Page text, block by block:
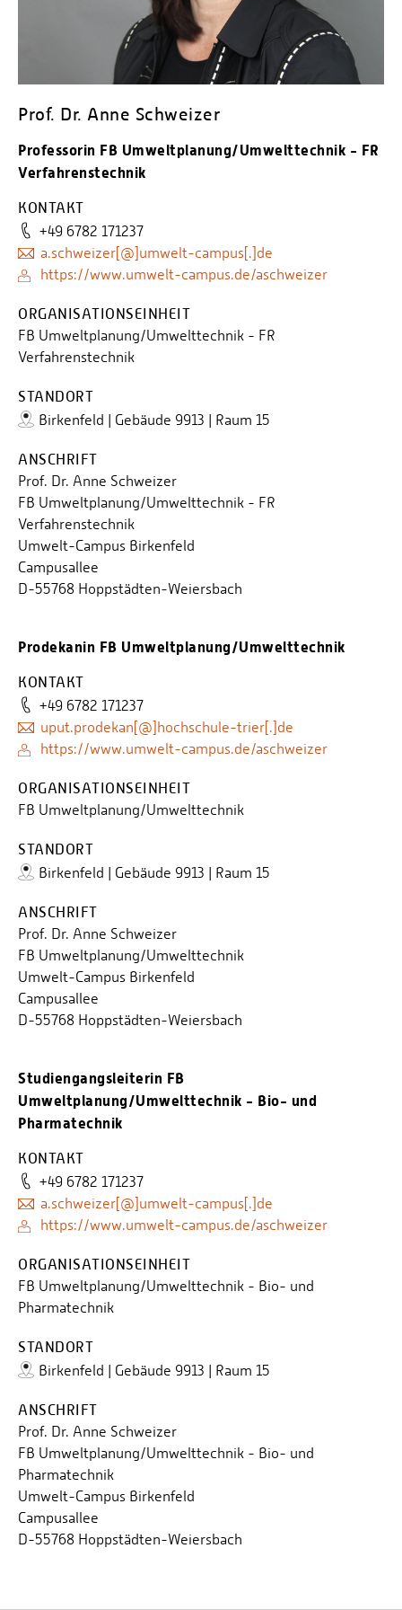
Personalvertretungen
Schwerbehindertenvertretungen
Informationssicherheit
Personalentwicklung
Prof. Dr. Anne Schweizer
Professorin FB Umweltplanung/Umwelttechnik - FR
Verfahrenstechnik
KONTAKT
+49 6782 171237
a.schweizer[@]umwelt-campus[.]de
https://www.umwelt-campus.de/aschweizer
ORGANISATIONSEINHEIT
FB Umweltplanung/Umwelttechnik - FR
Verfahrenstechnik
STANDORT
Birkenfeld | Gebäude 9913 | Raum 15
ANSCHRIFT
Prof. Dr. Anne Schweizer
FB Umweltplanung/Umwelttechnik - FR
Verfahrenstechnik
Umwelt-Campus Birkenfeld
Campusallee
D-55768 Hoppstädten-Weiersbach
Prodekanin FB Umweltplanung/Umwelttechnik
KONTAKT
+49 6782 171237
uput.prodekan[@]hochschule-trier[.]de
https://www.umwelt-campus.de/aschweizer
ORGANISATIONSEINHEIT
FB Umweltplanung/Umwelttechnik
STANDORT
Birkenfeld | Gebäude 9913 | Raum 15
ANSCHRIFT
Prof. Dr. Anne Schweizer
FB Umweltplanung/Umwelttechnik
Umwelt-Campus Birkenfeld
Campusallee
D-55768 Hoppstädten-Weiersbach
Studiengangsleiterin FB
Umweltplanung/Umwelttechnik - Bio- und
Pharmatechnik
KONTAKT
+49 6782 171237
a.schweizer[@]umwelt-campus[.]de
https://www.umwelt-campus.de/aschweizer
ORGANISATIONSEINHEIT
FB Umweltplanung/Umwelttechnik - Bio- und
Pharmatechnik
STANDORT
Birkenfeld | Gebäude 9913 | Raum 15
ANSCHRIFT
Prof. Dr. Anne Schweizer
FB Umweltplanung/Umwelttechnik - Bio- und
Pharmatechnik
Umwelt-Campus Birkenfeld
Campusallee
D-55768 Hoppstädten-Weiersbach